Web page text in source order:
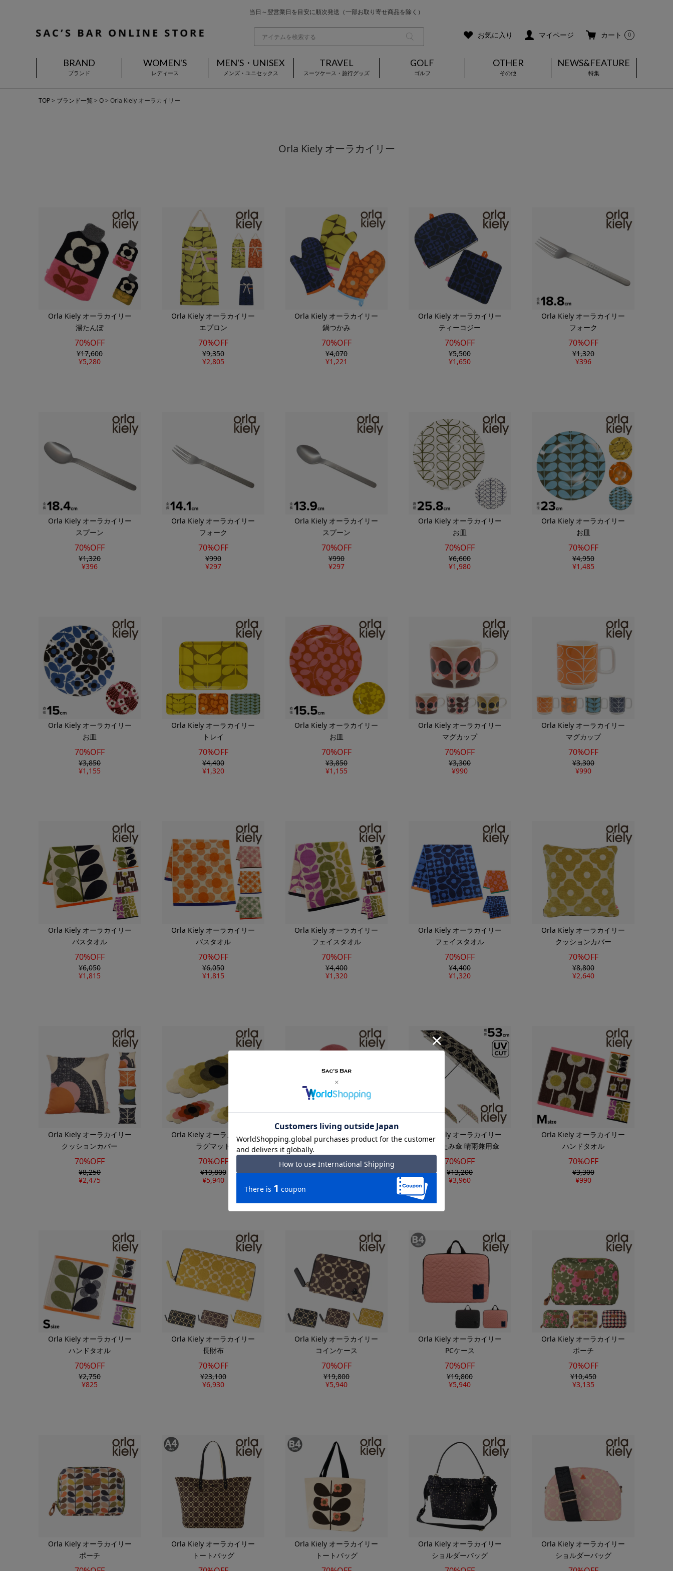
お買い上げ合計¥3,980以上で送料無料
当日～翌営業日を目安に順次発送（一部お取り寄せ商品を除く）
お気に入り マイページ カート 0
BRAND
ブランド
WOMEN'S
レディース
MEN'S・UNISEX
メンズ・ユニセックス
TRAVEL
スーツケース・旅行グッズ
GOLF
ゴルフ
OTHER
その他
NEWS&FEATURE
特集
TOP ブランド一覧 O Orla Kiely オーラカイリー
Orla Kiely オーラカイリー
Orla Kiely オーラカイリー
湯たんぽ
70%OFF
¥17,600
¥5,280
Orla Kiely オーラカイリー
エプロン
70%OFF
¥9,350
¥2,805
Orla Kiely オーラカイリー
鍋つかみ
70%OFF
¥4,070
¥1,221
Orla Kiely オーラカイリー
ティーコジー
70%OFF
¥5,500
¥1,650
Orla Kiely オーラカイリー
フォーク
70%OFF
¥1,320
¥396
Orla Kiely オーラカイリー
スプーン
70%OFF
¥1,320
¥396
Orla Kiely オーラカイリー
フォーク
70%OFF
¥990
¥297
Orla Kiely オーラカイリー
スプーン
70%OFF
¥990
¥297
Orla Kiely オーラカイリー
お皿
70%OFF
¥6,600
¥1,980
Orla Kiely オーラカイリー
お皿
70%OFF
¥4,950
¥1,485
Orla Kiely オーラカイリー
お皿
70%OFF
¥3,850
¥1,155
Orla Kiely オーラカイリー
トレイ
70%OFF
¥4,400
¥1,320
Orla Kiely オーラカイリー
お皿
70%OFF
¥3,850
¥1,155
Orla Kiely オーラカイリー
マグカップ
70%OFF
¥3,300
¥990
Orla Kiely オーラカイリー
マグカップ
70%OFF
¥3,300
¥990
Orla Kiely オーラカイリー
バスタオル
70%OFF
¥6,050
¥1,815
Orla Kiely オーラカイリー
バスタオル
70%OFF
¥6,050
¥1,815
Orla Kiely オーラカイリー
フェイスタオル
70%OFF
¥4,400
¥1,320
Orla Kiely オーラカイリー
フェイスタオル
70%OFF
¥4,400
¥1,320
Orla Kiely オーラカイリー
クッションカバー
70%OFF
¥8,800
¥2,640
Orla Kiely オーラカイリー
クッションカバー
70%OFF
¥8,250
¥2,475
Orla Kiely オーラカイリー
ラグマット
70%OFF
¥19,800
¥5,940
Orla Kiely オーラカイリー
ラグマット
70%OFF
¥11,000
Orla Kiely オーラカイリー
折りたたみ傘 晴雨兼用傘
70%OFF
¥13,200
¥3,960
Orla Kiely オーラカイリー
ハンドタオル
70%OFF
¥3,300
¥990
Orla Kiely オーラカイリー
ハンドタオル
70%OFF
¥2,750
¥825
Orla Kiely オーラカイリー
長財布
70%OFF
¥23,100
¥6,930
Orla Kiely オーラカイリー
コインケース
70%OFF
¥19,800
¥5,940
Orla Kiely オーラカイリー
PCケース
70%OFF
¥19,800
¥5,940
Orla Kiely オーラカイリー
ポーチ
70%OFF
¥10,450
¥3,135
Orla Kiely オーラカイリー
ポーチ
Orla Kiely オーラカイリー
トートバッグ
Orla Kiely オーラカイリー
トートバッグ
Orla Kiely オーラカイリー
ショルダーバッグ
Orla Kiely オーラカイリー
ショルダーバッグ